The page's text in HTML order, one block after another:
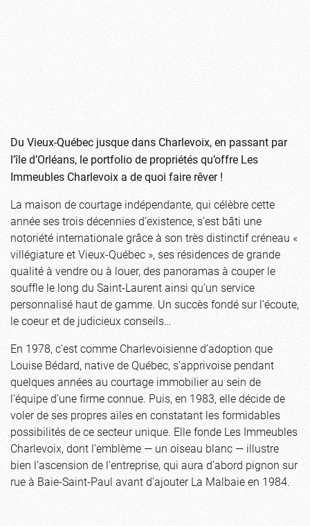
Du Vieux-Québec jusque dans Charlevoix, en passant par
l’île d’Orléans, le portfolio de propriétés qu’offre Les
Immeubles Charlevoix a de quoi faire rêver !
La maison de courtage indépendante, qui célèbre cette
année ses trois décennies d’existence, s’est bâti une
notoriété internationale grâce à son très distinctif créneau «
villégiature et Vieux-Québec », ses résidences de grande
qualité à vendre ou à louer, des panoramas à couper le
souffle le long du Saint-Laurent ainsi qu’un service
personnalisé haut de gamme. Un succès fondé sur l’écoute,
le coeur et de judicieux conseils…
En 1978, c'est comme Charlevoisienne d’adoption que
Louise Bédard, native de Québec, s’apprivoise pendant
quelques années au courtage immobilier au sein de
l’équipe d’une firme connue. Puis, en 1983, elle décide de
voler de ses propres ailes en constatant les formidables
possibilités de ce secteur unique. Elle fonde Les Immeubles
Charlevoix, dont l’emblème — un oiseau blanc — illustre
bien l’ascension de l’entreprise, qui aura d’abord pignon sur
rue à Baie-Saint-Paul avant d’ajouter La Malbaie en 1984.